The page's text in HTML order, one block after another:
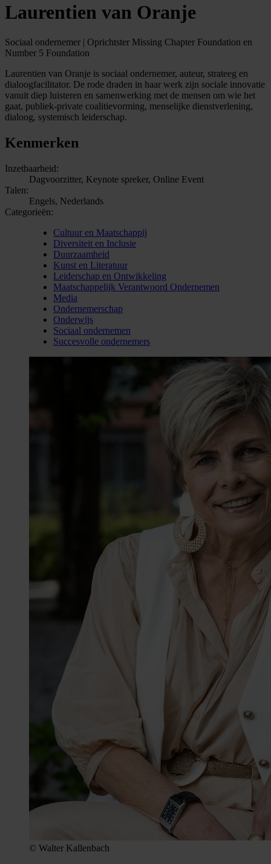
Laurentien van Oranje
Sociaal ondernemer | Oprichtster Missing Chapter Foundation en
Number 5 Foundation
Laurentien van Oranje is sociaal ondernemer, auteur, strateeg en
dialoogfacilitator. De rode draden in haar werk zijn sociale innovatie
vanuit diep luisteren en samenwerking met de mensen om wie het
gaat, publiek-private coalitievorming, menselijke dienstverlening,
dialoog, systemisch leiderschap.
Kenmerken
Inzetbaarheid:
Dagvoorzitter, Keynote spreker, Online Event
Talen:
Engels, Nederlands
Categorieën:
Cultuur en Maatschappij
Diversiteit en Inclusie
Duurzaamheid
Kunst en Literatuur
Leiderschap en Ontwikkeling
Maatschappelijk Verantwoord Ondernemen
Media
Ondernemerschap
Onderwijs
Sociaal ondernemen
Succesvolle ondernemers
© Walter Kallenbach